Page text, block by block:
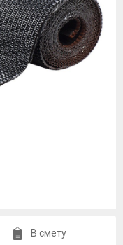
В смету